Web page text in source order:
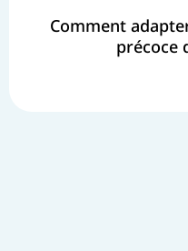
Comment
précoce